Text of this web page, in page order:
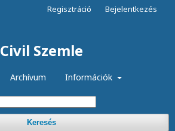
Civil Szemle
Archívum Információk
Keresés
Regisztráció Bejelentkezés